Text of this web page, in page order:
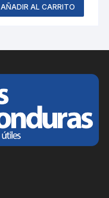
AÑADIR AL CARRITO